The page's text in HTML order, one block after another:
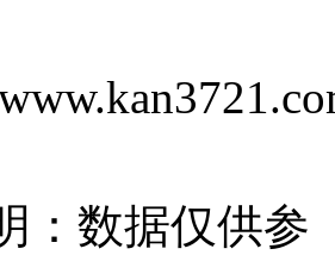
：数据仅供参